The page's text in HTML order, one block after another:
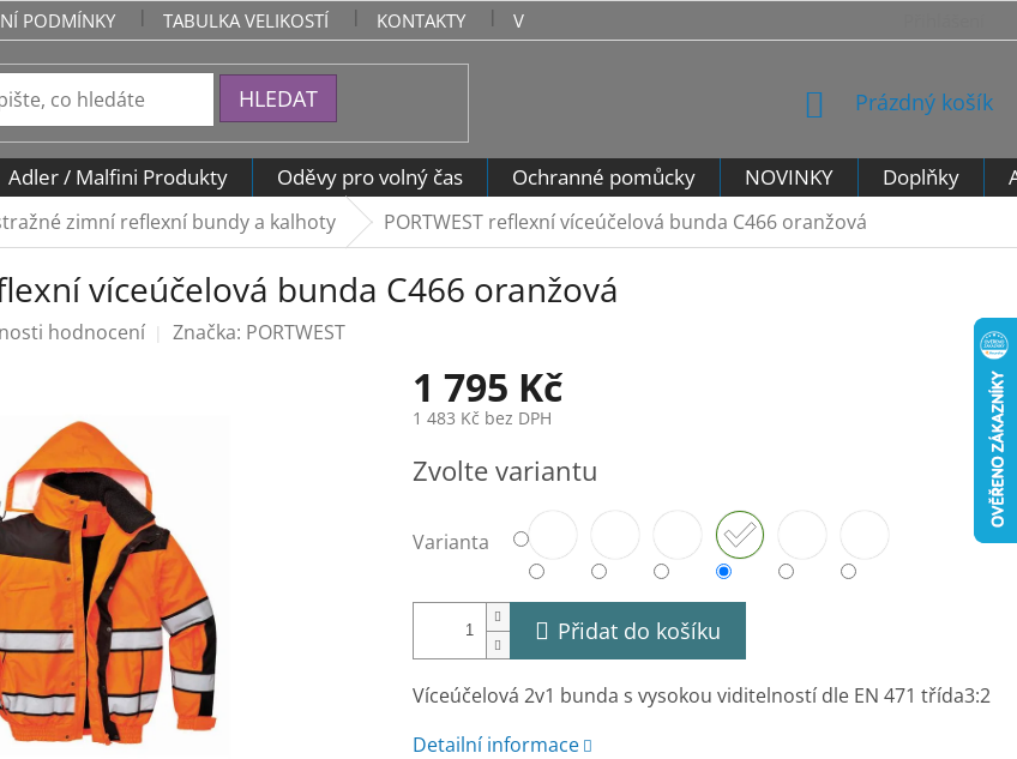
PODMÍNKY TABULKA VELIKOSTÍ KONTAKTY VRÁCENÍ ZBOŽÍ - VZOROVÝ FORMULÁŘ PRO ODSTOUPENÍ
HLEDAT
NÁKUPNÍ
Prázdný košík
Adler / Malfini Produkty Oděvy pro volný čas Ochranné pomůcky NOVINKY Doplňky
zimní reflexní bundy a kalhoty PORTWEST reflexní víceúčelová bunda C466 oranžová
víceúčelová bunda C466 oranžová
hodnocení Značka: PORTWEST
1 795 Kč
1 483 Kč bez DPH
cena:
Zvolte variantu
Varianta
Přidat do košíku
Víceúčelová 2v1 bunda s vysokou viditelností dle EN 471 třída3:2
Detailní informace